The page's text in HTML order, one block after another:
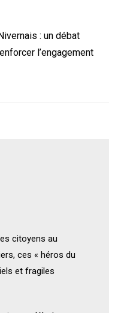
: un débat
l’engagement
citoyens au
ces « héros du
et fragiles